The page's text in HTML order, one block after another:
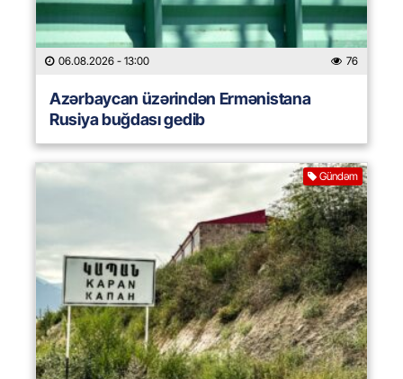
06.08.2026 - 13:00 76
Azərbaycan üzərindən Ermənistana
Rusiya buğdası gedib
Gündəm